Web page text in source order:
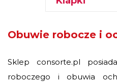
Obuwie robocze i
Sklep consorte.pl
roboczego i obuwia